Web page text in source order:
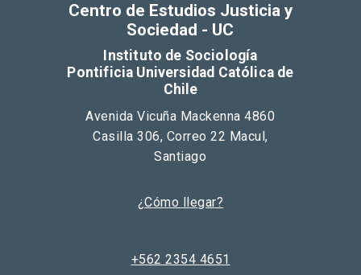
Centro de Estudios Justicia y
Sociedad - UC
Instituto de Sociología
Pontificia Universidad Católica de
Chile
Avenida Vicuña Mackenna 4860
Casilla 306, Correo 22 Macul,
Santiago
¿Cómo llegar?
+562 2354 4651